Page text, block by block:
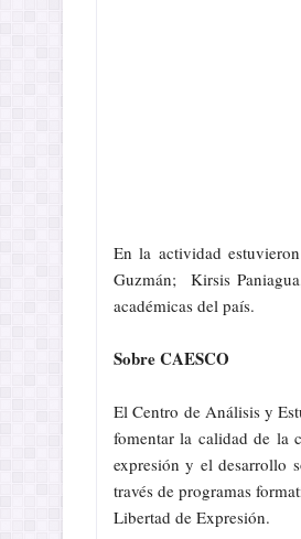
En la actividad
Guzmán; Kirsis
académicas del país.
Sobre CAESCO
El Centro de Análisis y
fomentar la calidad de la
expresión y el desarrollo
través de programas
Libertad de Expresión.